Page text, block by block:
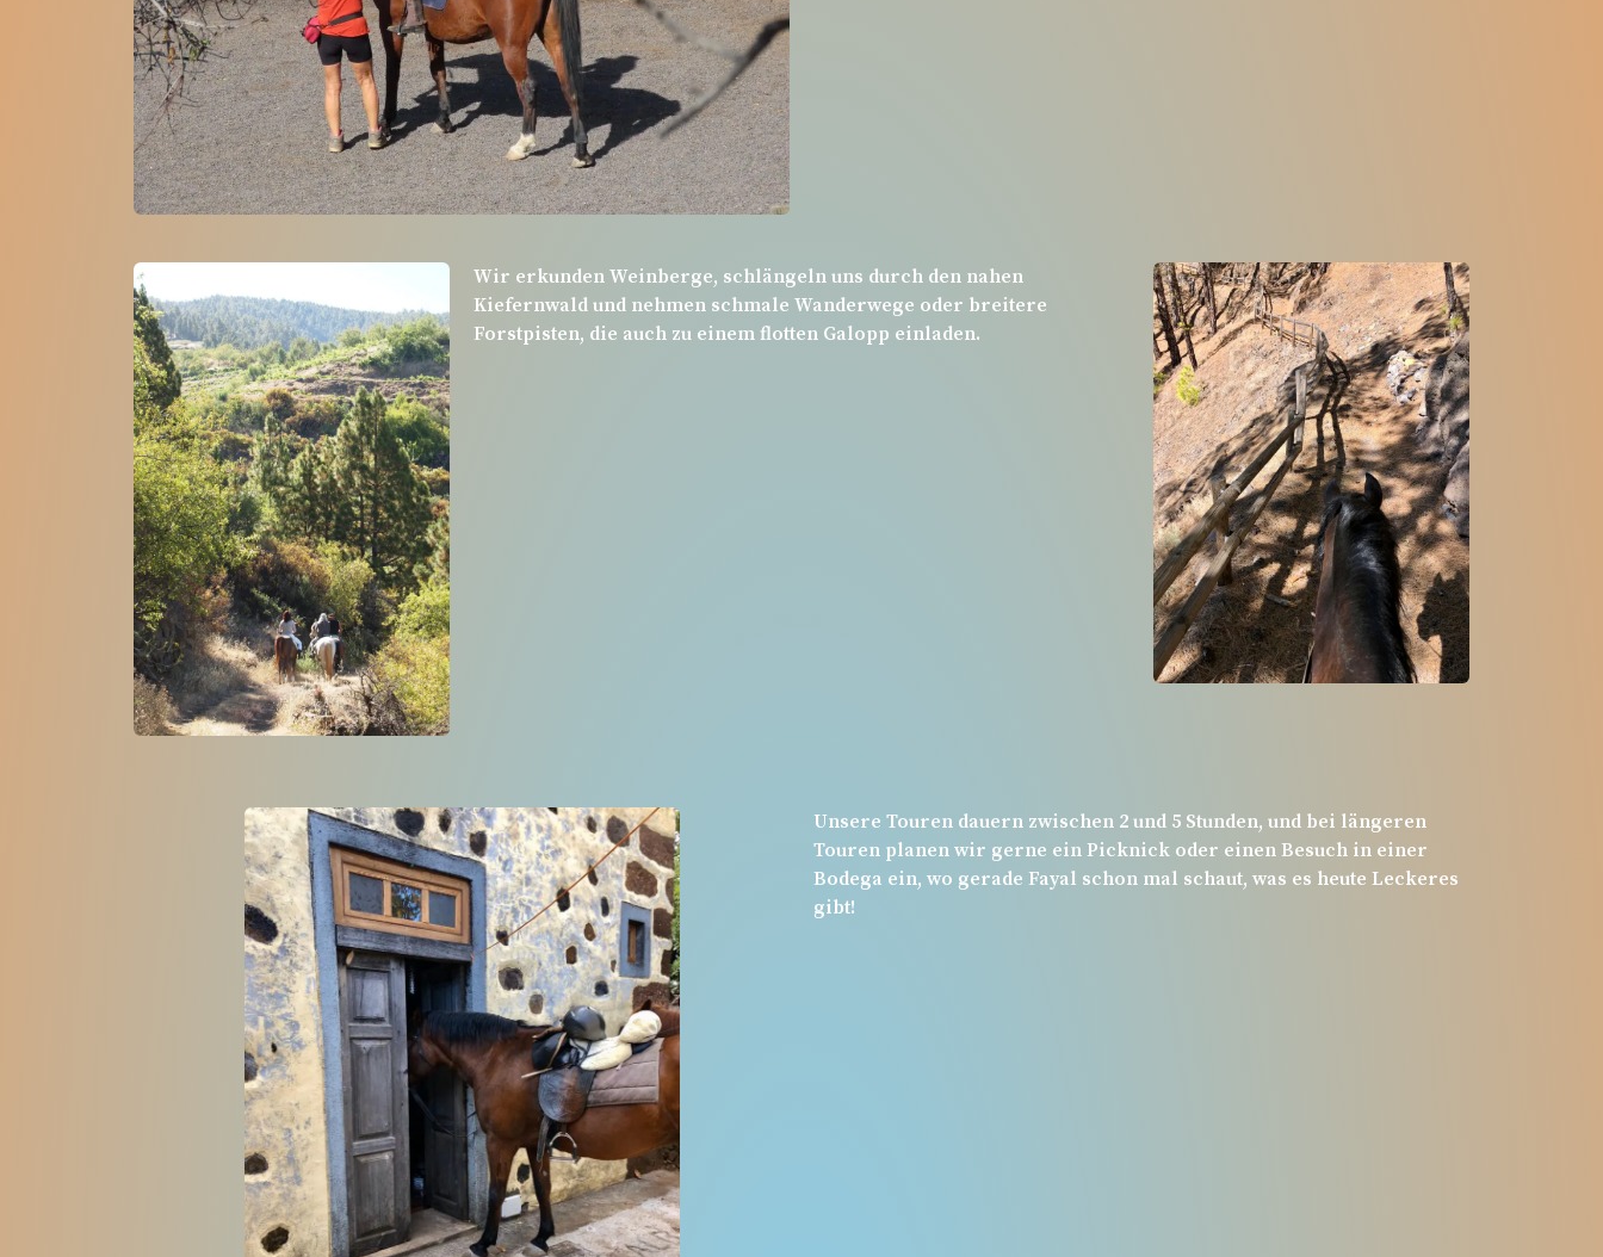
Wir erkunden Weinberge, schlängeln uns durch den nahen
Kiefernwald und nehmen schmale Wanderwege oder breitere
Forstpisten, die auch zu einem flotten Galopp einladen.
Unsere Touren dauern zwischen 2 und 5 Stunden, und bei längeren
Touren planen wir gerne ein Picknick oder einen Besuch in einer
Bodega ein, wo gerade Fayal schon mal schaut, was es heute Leckeres
gibt!